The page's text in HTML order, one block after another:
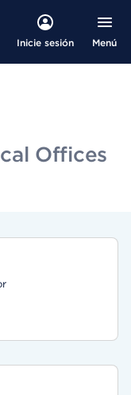
Inicie sesión Menú
Offices